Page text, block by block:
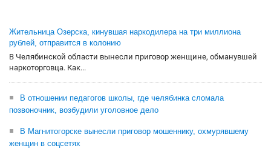
Жительница Озерска, кинувшая наркодилера на три миллиона
рублей, отправится в колонию
В Челябинской области вынесли приговор женщине, обманувшей
наркоторговца. Как...
В отношении педагогов школы, где челябинка сломала
позвоночник, возбудили уголовное дело
В Магнитогорске вынесли приговор мошеннику, охмурявшему
женщин в соцсетях